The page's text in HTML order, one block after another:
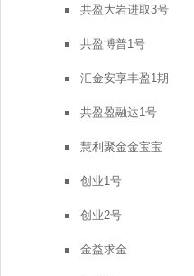
共盈大岩进取3号
共盈博普1号
汇金安享丰盈1期
共盈盈融达1号
慧利聚金金宝宝
创业1号
创业2号
金益求金